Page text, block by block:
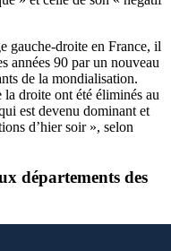
gauche-droite en France, il
années 90 par un nouveau
de la mondialisation.
la droite ont été éliminés au
est devenu dominant et
d’hier soir », selon
départements des